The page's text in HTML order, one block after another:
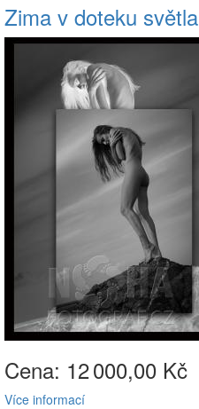
Zima v doteku světla
Cena: 12000,00 Kč
Více informací